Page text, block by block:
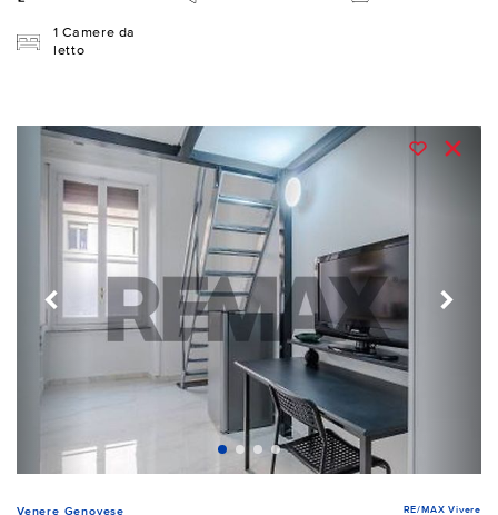
1 Camere da
letto
Venere Genovese RE/MAX Vivere